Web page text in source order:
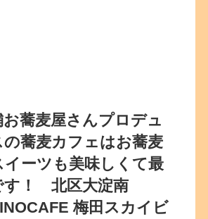
お蕎麦屋さんプロデュ
の蕎麦カフェはお蕎麦
イーツも美味しくて最
す！ 北区大淀南
梅田スカイビ